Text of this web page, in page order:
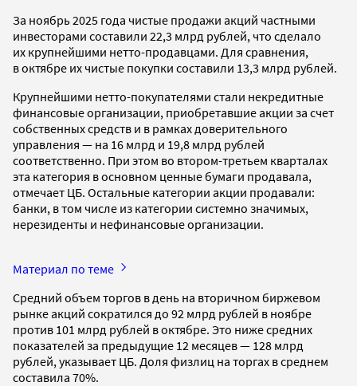
За ноябрь 2025 года чистые продажи акций частными
инвесторами составили 22,3 млрд рублей, что сделало
их крупнейшими нетто-продавцами. Для сравнения,
в октябре их чистые покупки составили 13,3 млрд рублей.
Крупнейшими нетто-покупателями стали некредитные
финансовые организации, приобретавшие акции за счет
собственных средств и в рамках доверительного
управления — на 16 млрд и 19,8 млрд рублей
соответственно. При этом во втором-третьем кварталах
эта категория в основном ценные бумаги продавала,
отмечает ЦБ. Остальные категории акции продавали:
банки, в том числе из категории системно значимых,
нерезиденты и нефинансовые организации.
Материал по теме
Средний объем торгов в день на вторичном биржевом
рынке акций сократился до 92 млрд рублей в ноябре
против 101 млрд рублей в октябре. Это ниже средних
показателей за предыдущие 12 месяцев — 128 млрд
рублей, указывает ЦБ. Доля физлиц на торгах в среднем
составила 70%.